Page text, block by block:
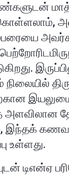
நிலையில்
இந்தக்
உள்ளது.
டிஎன்ஏ